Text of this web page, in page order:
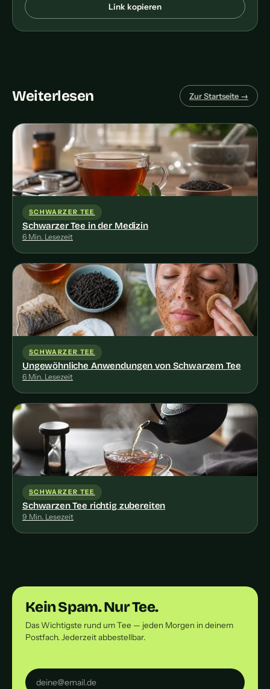
Link kopieren
Weiterlesen Zur Startseite →
SCHWARZER TEE
Schwarzer Tee in der Medizin
6 Min. Lesezeit
SCHWARZER TEE
Ungewöhnliche Anwendungen von Schwarzem Tee
6 Min. Lesezeit
SCHWARZER TEE
Schwarzen Tee richtig zubereiten
9 Min. Lesezeit
Kein Spam. Nur Tee.
Das Wichtigste rund um Tee — jeden Morgen in deinem
Postfach. Jederzeit abbestellbar.